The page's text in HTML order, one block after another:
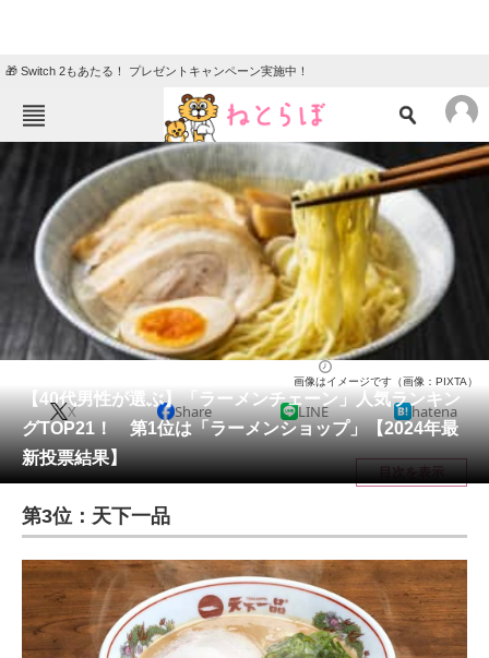
🎁 Switch 2もあたる！ プレゼントキャンペーン実施中！
ねとらぼメニュー
ニュース
エンタメ クイズ
グルメ 地域
住まい 教育・育児
動物 リサーチ
会員記事
メディア
注目記事を集めた総合ページ
ITの今と未来を見通す
スマホと通信の最新トレンド
進化するPCとデバイスの未来
【40代男性が選ぶ】「ラーメンチェーン」人気ランキン
グTOP21！ 第1位は「ラーメンショップ」【2024年最
新投票結果】
画像はイメージです（画像：PIXTA）
X Share LINE hatena
目次を表示
第3位：天下一品